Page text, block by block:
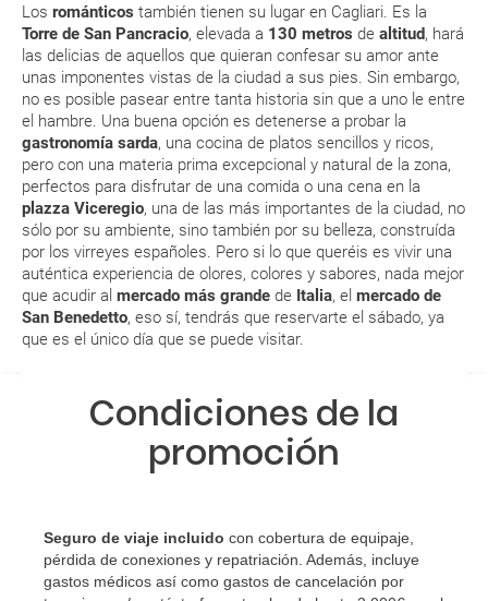
Los románticos también tienen su lugar en Cagliari. Es la
Torre de San Pancracio, elevada a 130 metros de altitud, hará
las delicias de aquellos que quieran confesar su amor ante
unas imponentes vistas de la ciudad a sus pies. Sin embargo,
no es posible pasear entre tanta historia sin que a uno le entre
el hambre. Una buena opción es detenerse a probar la
gastronomía sarda, una cocina de platos sencillos y ricos,
pero con una materia prima excepcional y natural de la zona,
perfectos para disfrutar de una comida o una cena en la
plazza Viceregio, una de las más importantes de la ciudad, no
sólo por su ambiente, sino también por su belleza, construída
por los virreyes españoles. Pero si lo que queréis es vivir una
auténtica experiencia de olores, colores y sabores, nada mejor
que acudir al mercado más grande de Italia, el mercado de
San Benedetto, eso sí, tendrás que reservarte el sábado, ya
que es el único día que se puede visitar.
¿Con cuánta antelación tengo que estar en el
aeropuerto?
RESERVAR ¿Cómo puedo reservar un viaje de
paquete vacacional en la página web?
Al realizar la reserva, uno de los servicios ha
quedado de pendiente de confirmación ¿Cómo
sabré si se confirma el viaje?
¿Cómo sé si hay plazas disponibles en el viaje que
quiero al hacer mi solicitud de reserva?
¿Incluye algún seguro de viaje mi reserva?
¿Cuáles son los impuestos de entrada y salida del
Condiciones de la
promoción
Seguro de viaje incluido con cobertura de equipaje,
pérdida de conexiones y repatriación. Además, incluye
gastos médicos así como gastos de cancelación por